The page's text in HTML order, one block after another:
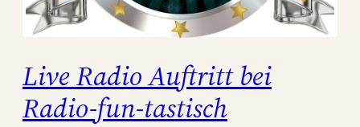
Live Radio Auftritt bei
Radio-fun-tastisch